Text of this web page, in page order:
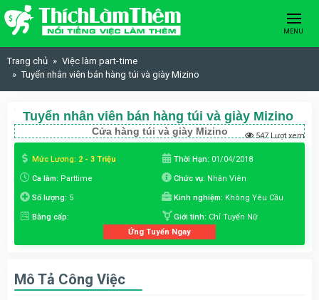
Skip to content
MENU
Trang chủ
Việc làm part-time
Tuyển nhân viên bán hàng túi và giày Mizino
Tuyển nhân viên bán hàng túi và giày Mizino
Cửa hàng túi và giày Mizino 547 Lượt xem
Mức Lương: 2 - 3 Triệu Thời Hạn: 01/04/2018
Ca làm: Parttime Chức vụ: Nhân Viên
Số lượng: 5 Kinh nghiệm: Không Yêu Cầu
Bằng cấp: Giới tính: Chỉ Tuyển Nữ
Ứng Tuyển Ngay
Mô Tả Công Việc